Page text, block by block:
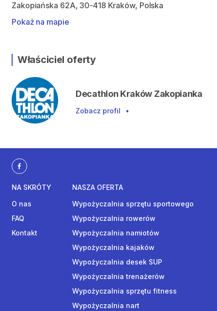
Zakopiańska 62A, 30-418 Kraków, Polska
Pokaż na mapie
Właściciel oferty
Decathlon Kraków Zakopianka
Zobacz profil •
NA SKRÓTY
O nas
FAQ
Kontakt
NASZA OFERTA
Wypożyczalnia sprzętu sportowego
Wypożyczalnia rowerów
Wypożyczalnia namiotów
Wypożyczalnia kajaków
Wypożyczalnia desek SUP
Wypożyczalnia trenażerów
Wypożyczalnia sprzętu fitness
Wypożyczalnia nart